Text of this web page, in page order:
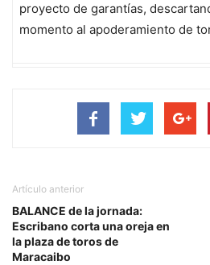
proyecto de garantías,
momento al apoderamiento de
Artículo anterior
BALANCE de la jornada:
Escribano corta una oreja en
la plaza de toros de
Maracaibo